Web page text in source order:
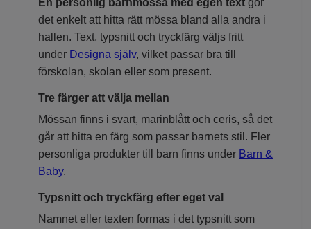
det enkelt att hitta rätt mössa bland alla andra i
hallen. Text, typsnitt och tryckfärg väljs fritt
under Designa själv, vilket passar bra till
förskolan, skolan eller som present.
Tre färger att välja mellan
Mössan finns i svart, marinblått och ceris, så det
går att hitta en färg som passar barnets stil. Fler
personliga produkter till barn finns under Barn &
Baby.
Typsnitt och tryckfärg efter eget val
Namnet eller texten formas i det typsnitt som